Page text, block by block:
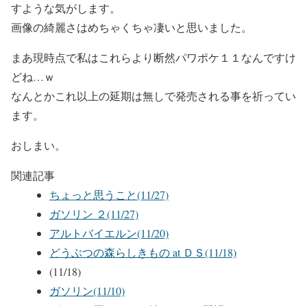
すような気がします。
画像の綺麗さはめちゃくちゃ凄いと思いました。
まあ現時点で私はこれらより断然パワポケ１１なんですけ
どね…ｗ
なんとかこれ以上の延期は無しで発売される事を祈ってい
ます。
おしまい。
関連記事
ちょっと思うこと(11/27)
ガソリン ２(11/27)
アルトバイエルン(11/20)
どうぶつの森らしきもの at ＤＳ(11/18)
(11/18)
ガソリン(11/10)